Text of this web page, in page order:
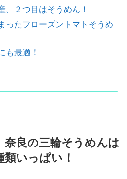
、２つ目はそうめん！
ったフローズントマトそうめ
も最適！
奈良の三輪そうめんは
いっぱい！